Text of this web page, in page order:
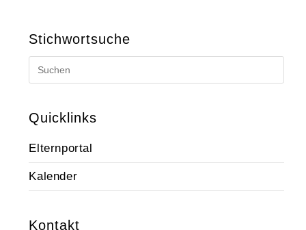
Stichwortsuche
Quicklinks
Elternportal
Kalender
Kontakt